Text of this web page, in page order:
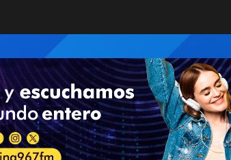
post-
7
LATINOAMÉRICA
TITULARES
Atentado
explosivos
policía